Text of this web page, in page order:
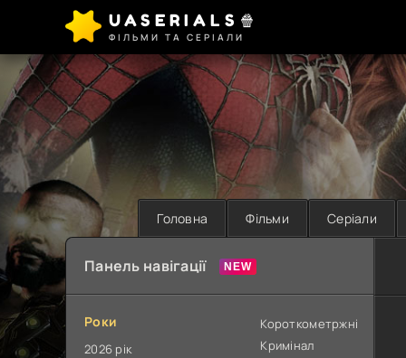
UASERIALS🍿
ФІЛЬМИ ТА СЕРІАЛИ
Головна Фільми Серіали
Панель навігації
Роки
2026 рік
Короткометржні
Кримінал